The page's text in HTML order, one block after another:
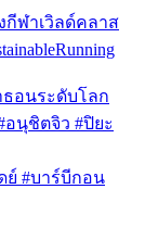
งกีฬาเวิลด์คลาส
าธอนระดับโลก
อนุชิตจิว #ปิยะ
ย์ #บาร์บีกอน